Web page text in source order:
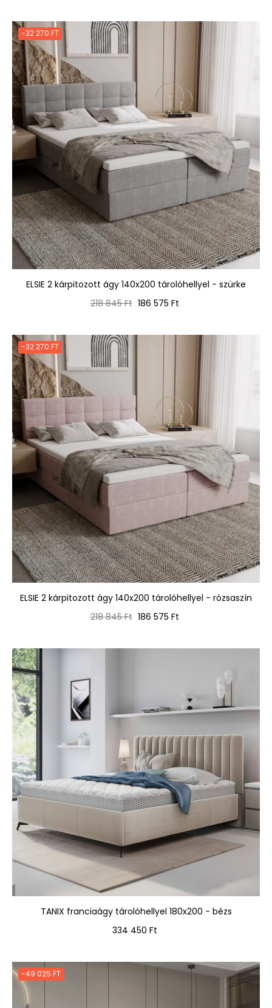
-32 270 FT
ELSIE 2 kárpitozott ágy 140x200 tárolóhellyel - szürke
Normál
218 845 Ft Ár
186 575 Ft
-32 270 FT
ELSIE 2 kárpitozott ágy 140x200 tárolóhellyel - rózsaszín
Normál
218 845 Ft Ár
186 575 Ft
TANIX franciaágy tárolóhellyel 180x200 - bézs
Ár
334 450 Ft
-49 025 FT